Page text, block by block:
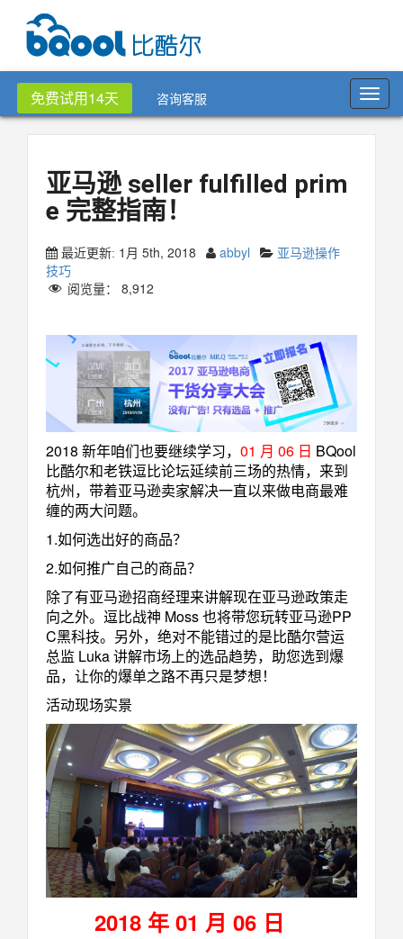
免费试用14天 咨询客服
亚马逊 seller fulfilled prim
e 完整指南！
最近更新: 1月 5th, 2018 abbyl
亚马逊操作
技巧
阅览量： 8,912
2018 新年咱们也要继续学习， 01 月 06 日 BQool
比酷尔和老铁逗比论坛延续前三场的热情，来到
杭州，带着亚马逊卖家解决一直以来做电商最难
缠的两大问题。
1.如何选出好的商品？
2.如何推广自己的商品？
除了有亚马逊招商经理来讲解现在亚马逊政策走
向之外。逗比战神 Moss 也将带您玩转亚马逊PP
C黑科技。另外，绝对不能错过的是比酷尔营运
总监 Luka 讲解市场上的选品趋势，助您选到爆
品，让你的爆单之路不再只是梦想！
活动现场实景
2018 年 01 月 06 日